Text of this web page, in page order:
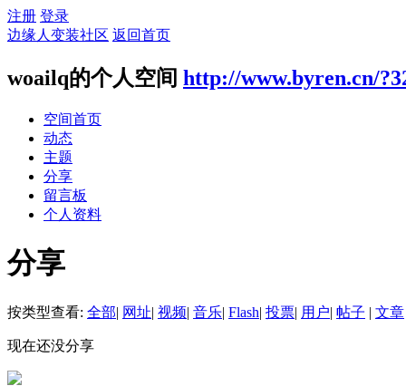
注册 登录
边缘人变装社区 返回首页
woailq的个人空间 http://www.byren.cn/
空间首页
动态
主题
分享
留言板
个人资料
分享
按类型查看: 全部| 网址| 视频| 音乐| Flash| 投票| 用户| 帖子 | 文章
现在还没分享